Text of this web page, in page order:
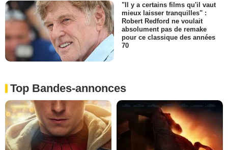
"Il y a certains films qu'il vaut
mieux laisser tranquilles" :
Robert Redford ne voulait
absolument pas de remake
pour ce classique des années
70
Top Bandes-annonces